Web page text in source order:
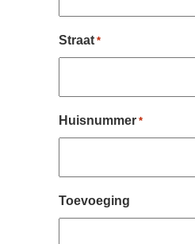
Straat *
Huisnummer *
Toevoeging